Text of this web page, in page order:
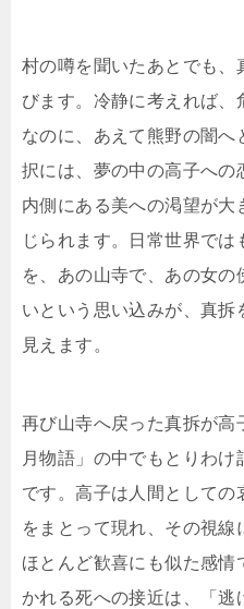
村の噂を聞いたあとでも、
びます。冷静に考えれば、
なのに、あえて熊野の闇へ
択には、夢の中の高子への
内側にある美への渇望が
じられます。日常世界で
を、あの山寺で、あの女
いという思い込みが、真拆
見えます。
再び山寺へ戻った真拆が高
月物語」の中でもとりわけ
です。高子は人間として
をまとって現れ、その視
ほとんど歓喜にも似た感情
かれる死への接近は、「逃